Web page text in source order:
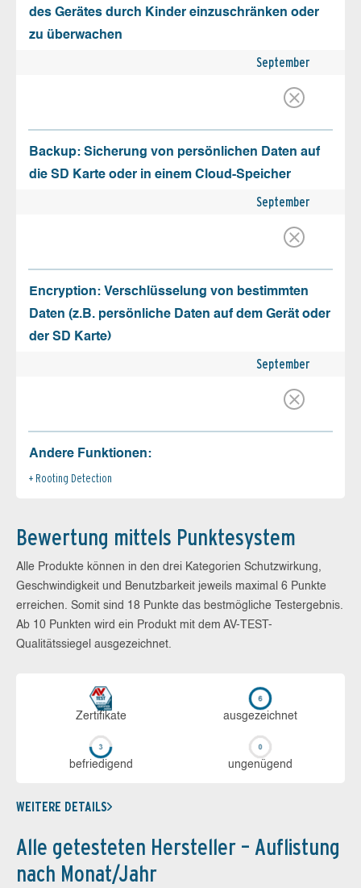
des Gerätes durch Kinder einzuschränken oder
zu überwachen
September
Backup: Sicherung von persönlichen Daten auf
die SD Karte oder in einem Cloud-Speicher
September
Encryption: Verschlüsselung von bestimmten
Daten (z.B. persönliche Daten auf dem Gerät oder
der SD Karte)
September
Andere Funktionen:
Rooting Detection
Bewertung mittels Punktesystem
Alle Produkte können in den drei Kategorien Schutzwirkung,
Geschwindigkeit und Benutzbarkeit jeweils maximal 6 Punkte
erreichen. Somit sind 18 Punkte das bestmögliche Testergebnis.
Ab 10 Punkten wird ein Produkt mit dem AV-TEST-
Qualitätssiegel ausgezeichnet.
Zerti­fikate aus­ge­zeich­net
be­frie­di­gend un­ge­nü­gend
WEITERE DETAILS
Alle getesteten Hersteller – Auflistung
nach Monat/Jahr